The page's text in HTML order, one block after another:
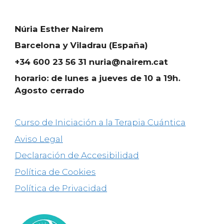
Núria Esther Nairem
Barcelona y Viladrau (España)
+34 600 23 56 31 nuria@nairem.cat
horario: de lunes a jueves de 10 a 19h.
Agosto cerrado
Curso de Iniciación a la Terapia Cuántica
Aviso Legal
Declaración de Accesibilidad
Política de Cookies
Política de Privacidad